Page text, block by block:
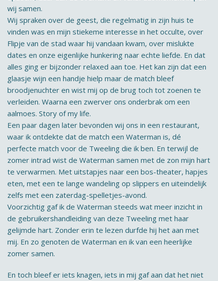
wij samen.
Wij spraken over de geest, die regelmatig in zijn huis te
vinden was en mijn stiekeme interesse in het occulte, over
Flipje van de stad waar hij vandaan kwam, over mislukte
dates en onze eigenlijke hunkering naar echte liefde. En dat
alles ging er bijzonder relaxed aan toe. Het kan zijn dat een
glaasje wijn een handje hielp maar de match bleef
broodjenuchter en wist mij op de brug toch tot zoenen te
verleiden. Waarna een zwerver ons onderbrak om een
aalmoes. Story of my life.
Een paar dagen later bevonden wij ons in een restaurant,
waar ik ontdekte dat de match een Waterman is, dé
perfecte match voor de Tweeling die ik ben. En terwijl de
zomer intrad wist de Waterman samen met de zon mijn hart
te verwarmen. Met uitstapjes naar een bos-theater, hapjes
eten, met een te lange wandeling op slippers en uiteindelijk
zelfs met een zaterdag-spelletjes-avond.
Voorzichtig gaf ik de Waterman steeds wat meer inzicht in
de gebruikershandleiding van deze Tweeling met haar
gelijmde hart. Zonder erin te lezen durfde hij het aan met
mij. En zo genoten de Waterman en ik van een heerlijke
zomer samen.
En toch bleef er iets knagen, iets in mij gaf aan dat het niet